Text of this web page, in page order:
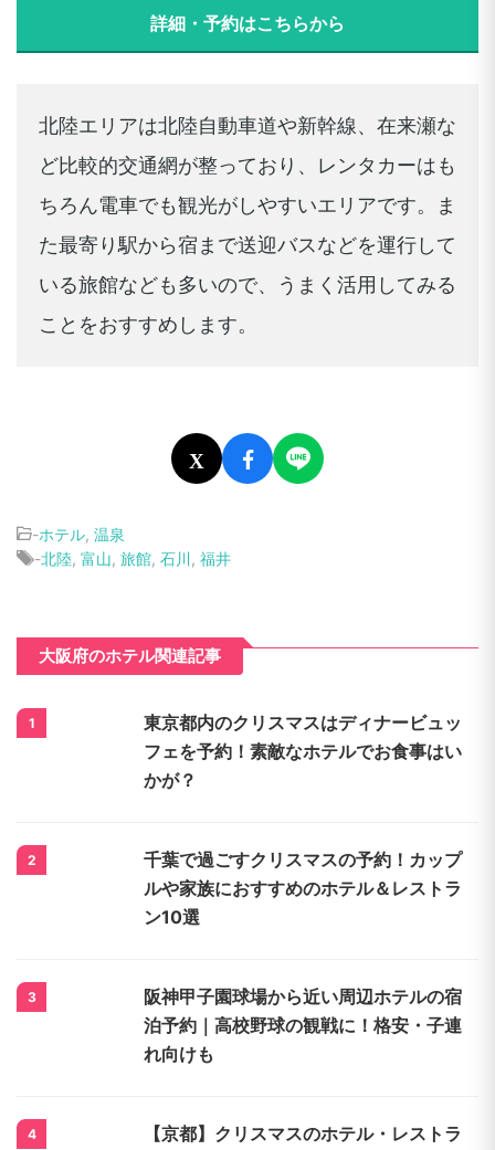
詳細・予約はこちらから
北陸エリアは北陸自動車道や新幹線、在来瀬な
ど比較的交通網が整っており、レンタカーはも
ちろん電車でも観光がしやすいエリアです。ま
た最寄り駅から宿まで送迎バスなどを運行して
いる旅館なども多いので、うまく活用してみる
ことをおすすめします。
X
-ホテル, 温泉
-北陸, 富山, 旅館, 石川 , 福井
大阪府のホテル関連記事
1
東京都内のクリスマスはディナービュッ
フェを予約！素敵なホテルでお食事はい
かが？
2
千葉で過ごすクリスマスの予約！カップ
ルや家族におすすめのホテル＆レストラ
ン10選
3
阪神甲子園球場から近い周辺ホテルの宿
泊予約｜高校野球の観戦に！格安・子連
れ向けも
4
【京都】クリスマスのホテル・レストラ